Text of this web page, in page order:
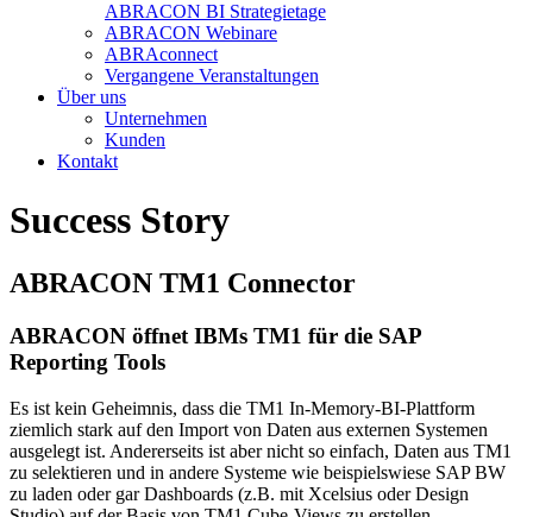
ABRACON BI Strategietage
ABRACON Webinare
ABRAconnect
Vergangene Veranstaltungen
Über uns
Unternehmen
Kunden
Kontakt
Success Story
ABRACON TM1 Connector
ABRACON öffnet IBMs TM1 für die SAP
Reporting Tools
Es ist kein Geheimnis, dass die TM1 In-Memory-BI-Plattform
ziemlich stark auf den Import von Daten aus externen Systemen
ausgelegt ist. Andererseits ist aber nicht so einfach, Daten aus TM1
zu selektieren und in andere Systeme wie beispielswiese SAP BW
zu laden oder gar Dashboards (z.B. mit Xcelsius oder Design